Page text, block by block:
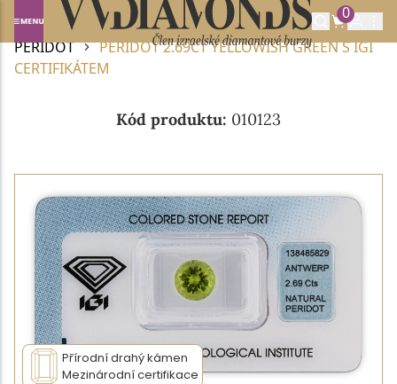
0
Domů
DRAHOKAMY A POLODRAHOKAMY
PERIDOT
PERIDOT 2.69CT YELLOWISH GREEN S IGI
CERTIFIKÁTEM
Kód produktu: 010123
Přírodní drahý kámen
Mezinárodní certifikace